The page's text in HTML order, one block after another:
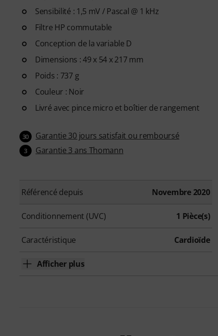
Sensibilité : 1,5 mV / Pascal @ 1 kHz
Filtre HP commutable
Conception de la variable D
Dimensions : 49 x 54 x 217 mm
Poids : 737 g
Couleur : Noir
Livré avec pince micro et boîtier de rangement
30 Garantie 30 jours satisfait ou remboursé
3 Garantie 3 ans Thomann
Référencé depuis Novembre 2020
Conditionnement (UVC) 1 Pièce(s)
Caractéristique Cardioïde
Afficher plus